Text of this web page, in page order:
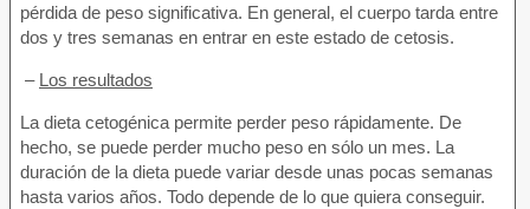
pérdida de peso significativa. En general, el cuerpo tarda entre
dos y tres semanas en entrar en este estado de cetosis.
– Los resultados
La dieta cetogénica permite perder peso rápidamente. De
hecho, se puede perder mucho peso en sólo un mes. La
duración de la dieta puede variar desde unas pocas semanas
hasta varios años. Todo depende de lo que quiera conseguir.